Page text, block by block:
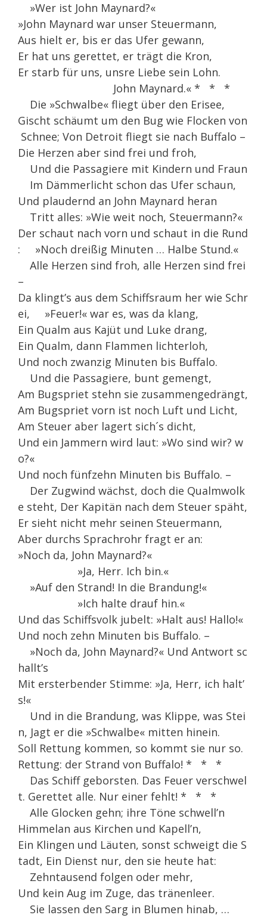
»Wer ist John Maynard?«
»John Maynard war unser Steuermann,
Aus hielt er, bis er das Ufer gewann,
Er hat uns gerettet, er trägt die Kron,
Er starb für uns, unsre Liebe sein Lohn.
John Maynard.« * * *
Die »Schwalbe« fliegt über den Erisee,
Gischt schäumt um den Bug wie Flocken von
Schnee; Von Detroit fliegt sie nach Buffalo –
Die Herzen aber sind frei und froh,
Und die Passagiere mit Kindern und Fraun
Im Dämmerlicht schon das Ufer schaun,
Und plaudernd an John Maynard heran
Tritt alles: »Wie weit noch, Steuermann?«
Der schaut nach vorn und schaut in die Rund
: »Noch dreißig Minuten … Halbe Stund.«
Alle Herzen sind froh, alle Herzen sind frei
–
Da klingt’s aus dem Schiffsraum her wie Schr
ei, »Feuer!« war es, was da klang,
Ein Qualm aus Kajüt und Luke drang,
Ein Qualm, dann Flammen lichterloh,
Und noch zwanzig Minuten bis Buffalo.
Und die Passagiere, bunt gemengt,
Am Bugspriet stehn sie zusammengedrängt,
Am Bugspriet vorn ist noch Luft und Licht,
Am Steuer aber lagert sich´s dicht,
Und ein Jammern wird laut: »Wo sind wir? w
o?«
Und noch fünfzehn Minuten bis Buffalo. –
Der Zugwind wächst, doch die Qualmwolk
e steht, Der Kapitän nach dem Steuer späht,
Er sieht nicht mehr seinen Steuermann,
Aber durchs Sprachrohr fragt er an:
»Noch da, John Maynard?«
»Ja, Herr. Ich bin.«
»Auf den Strand! In die Brandung!«
»Ich halte drauf hin.«
Und das Schiffsvolk jubelt: »Halt aus! Hallo!«
Und noch zehn Minuten bis Buffalo. –
»Noch da, John Maynard?« Und Antwort sc
hallt’s
Mit ersterbender Stimme: »Ja, Herr, ich halt’
s!«
Und in die Brandung, was Klippe, was Stei
n, Jagt er die »Schwalbe« mitten hinein.
Soll Rettung kommen, so kommt sie nur so.
Rettung: der Strand von Buffalo! * * *
Das Schiff geborsten. Das Feuer verschwel
t. Gerettet alle. Nur einer fehlt! * * *
Alle Glocken gehn; ihre Töne schwell’n
Himmelan aus Kirchen und Kapell’n,
Ein Klingen und Läuten, sonst schweigt die S
tadt, Ein Dienst nur, den sie heute hat:
Zehntausend folgen oder mehr,
Und kein Aug im Zuge, das tränenleer.
Sie lassen den Sarg in Blumen hinab, …